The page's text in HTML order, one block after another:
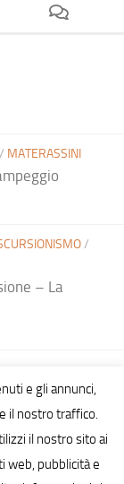
/ MATERASSINI
/
– La
Reserved.
e gli annunci,
il nostro traffico.
il nostro sito ai
web, pubblicità e